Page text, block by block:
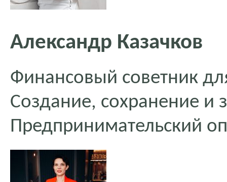
Александр Казачков
Финансовый советник
Создание, сохранение и
Предпринимательский